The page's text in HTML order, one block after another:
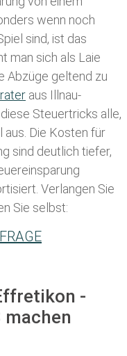
wenn noch
sind, ist das
man sich als Laie
Abzüge geltend zu
aus Illnau-
Steuertricks alle,
Die Kosten für
sind deutlich tiefer,
Verlangen Sie
Sie selbst:
-